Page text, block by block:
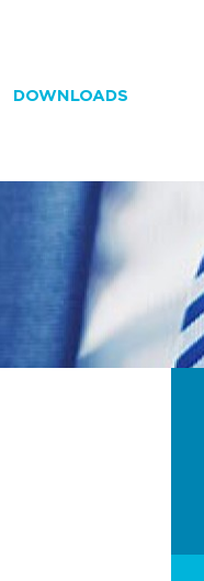
DOWNLOADS